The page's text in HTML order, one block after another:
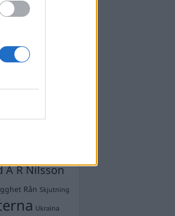
Mord
A R Nilsson
Rån Skjutning
Ukraina